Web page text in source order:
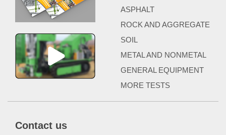
ASPHALT
ROCK AND AGGREGATE
SOIL
METAL AND NONMETAL
GENERAL EQUIPMENT
MORE TESTS
Contact us